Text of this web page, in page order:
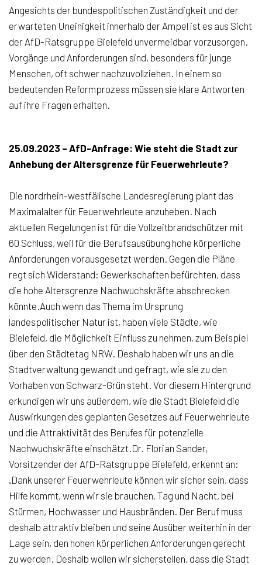
Angesichts der bundespolitischen Zuständigkeit und der
erwarteten Uneinigkeit innerhalb der Ampel ist es aus Sicht
der AfD-Ratsgruppe Bielefeld unvermeidbar vorzusorgen.
Vorgänge und Anforderungen sind, besonders für junge
Menschen, oft schwer nachzuvollziehen. In einem so
bedeutenden Reformprozess müssen sie klare Antworten
auf ihre Fragen erhalten.
25.09.2023 – AfD-Anfrage: Wie steht die Stadt zur
Anhebung der Altersgrenze für Feuerwehrleute?
Die nordrhein-westfälische Landesregierung plant das
Maximalalter für Feuerwehrleute anzuheben. Nach
aktuellen Regelungen ist für die Vollzeitbrandschützer mit
60 Schluss, weil für die Berufsausübung hohe körperliche
Anforderungen vorausgesetzt werden. Gegen die Pläne
regt sich Widerstand: Gewerkschaften befürchten, dass
die hohe Altersgrenze Nachwuchskräfte abschrecken
könnte.Auch wenn das Thema im Ursprung
landespolitischer Natur ist, haben viele Städte, wie
Bielefeld, die Möglichkeit Einfluss zu nehmen, zum Beispiel
über den Städtetag NRW. Deshalb haben wir uns an die
Stadtverwaltung gewandt und gefragt, wie sie zu den
Vorhaben von Schwarz-Grün steht. Vor diesem Hintergrund
erkundigen wir uns außerdem, wie die Stadt Bielefeld die
Auswirkungen des geplanten Gesetzes auf Feuerwehrleute
und die Attraktivität des Berufes für potenzielle
Nachwuchskräfte einschätzt.Dr. Florian Sander,
Vorsitzender der AfD-Ratsgruppe Bielefeld, erkennt an:
„Dank unserer Feuerwehrleute können wir sicher sein, dass
Hilfe kommt, wenn wir sie brauchen, Tag und Nacht, bei
Stürmen, Hochwasser und Hausbränden. Der Beruf muss
deshalb attraktiv bleiben und seine Ausüber weiterhin in der
Lage sein, den hohen körperlichen Anforderungen gerecht
zu werden. Deshalb wollen wir sicherstellen, dass die Stadt